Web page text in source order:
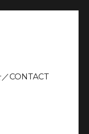
CONTACT